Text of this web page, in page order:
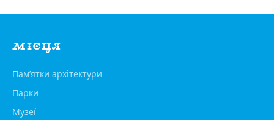
МІСЦЯ
Пам’ятки архітектури
Парки
Музеї